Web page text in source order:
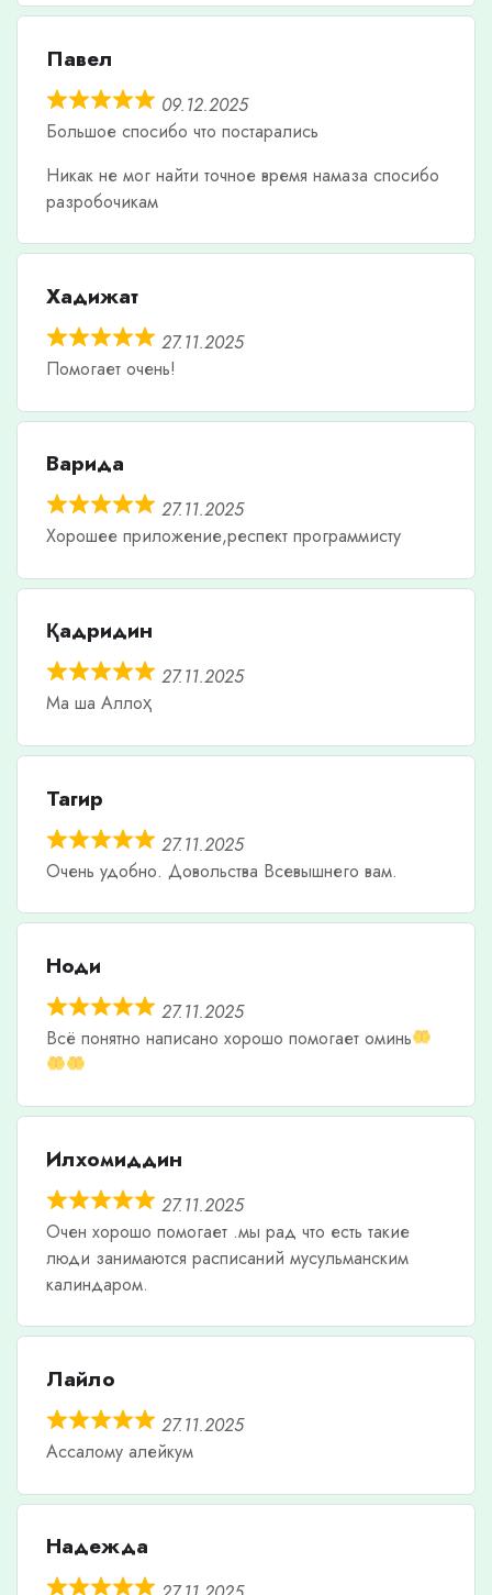
Павел
09.12.2025
Большое спосибо что постарались
Никак не мог найти точное время намаза спосибо
разробочикам
Хадижат
27.11.2025
Помогает очень!
Варида
27.11.2025
Хорошее приложение,респект программисту
Қадридин
27.11.2025
Ма ша Аллоҳ
Тагир
27.11.2025
Очень удобно. Довольства Всевышнего вам.
Ноди
27.11.2025
Всë понятно написано хорошо помогает оминь
Илхомиддин
27.11.2025
Очен хорошо помогает .мы рад что есть такие
люди занимаются расписаний мусульманским
калиндаром.
Лайло
27.11.2025
Ассалому алейкум
Надежда